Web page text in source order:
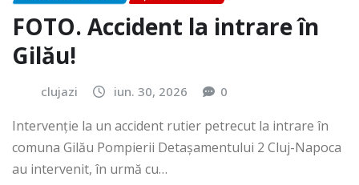
FOTO. Accident la intrare în
Gilău!
clujazi iun. 30, 2026 0
Intervenție la un accident rutier petrecut la intrare în
comuna Gilău Pompierii Detașamentului 2 Cluj-Napoca
au intervenit, în urmă cu…